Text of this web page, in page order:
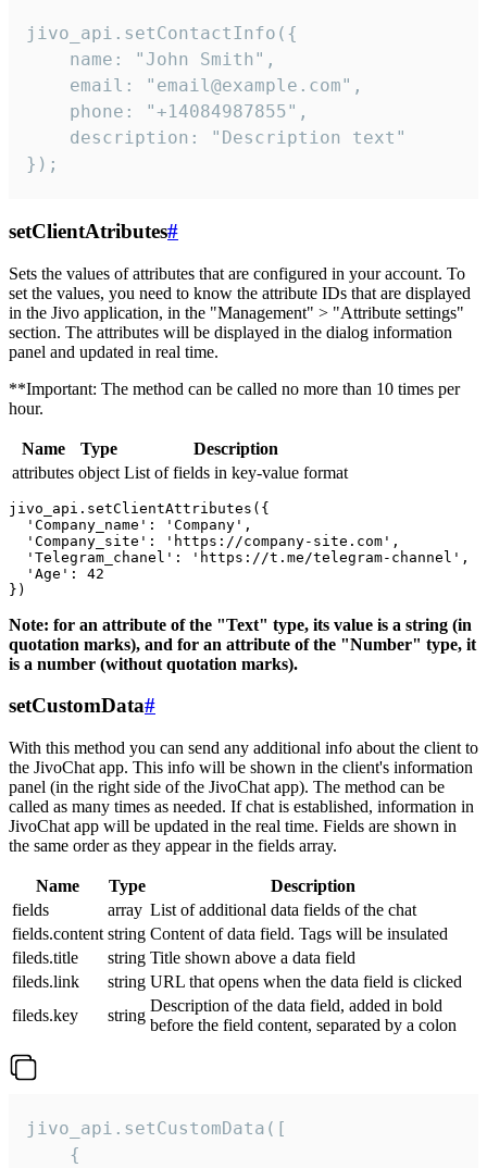
jivo_api.setContactInfo({
    name: "John Smith",
    email: "email@example.com",
    phone: "+14084987855",
    description: "Description text"
});
setClientAtributes#
Sets the values ​​of attributes that are configured in your account. To
set the values, you need to know the attribute IDs that are displayed
in the Jivo application, in the "Management" > "Attribute settings"
section. The attributes will be displayed in the dialog information
panel and updated in real time.
**Important: The method can be called no more than 10 times per
hour.
Name Type
Description
attributes object List of fields in key-value format
jivo_api.setClientAttributes({
  'Company_name': 'Company',
  'Company_site': 'https://company-site.com',
  'Telegram_chanel': 'https://t.me/telegram-channel',
  'Age': 42
Note: for an attribute of the "Text" type, its value is a string (in
quotation marks), and for an attribute of the "Number" type, it
is a number (without quotation marks).
setCustomData#
With this method you can send any additional info about the client to
the JivoChat app. This info will be shown in the client's information
panel (in the right side of the JivoChat app). The method can be
called as many times as needed. If chat is established, information in
JivoChat app will be updated in the real time. Fields are shown in
the same order as they appear in the fields array.
Name Type
Description
fields
array List of additional data fields of the chat
fields.content string Content of data field. Tags will be insulated
fileds.title
string Title shown above a data field
fileds.link
string URL that opens when the data field is clicked
fileds.key
string
Description of the data field, added in bold
before the field content, separated by a colon
jivo_api.setCustomData([
    {